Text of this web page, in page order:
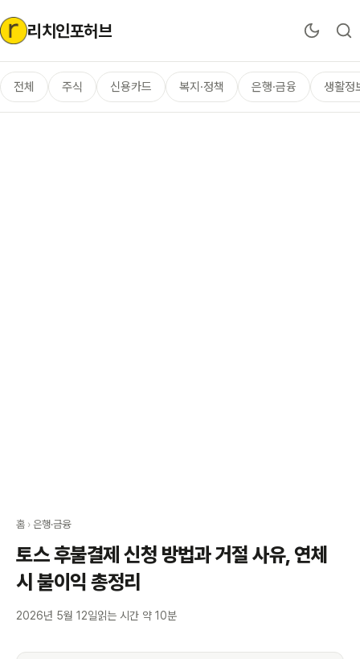
리치인포허브
전체 주식 신용카드 복지·정책 은행·금융 생활정
홈 › 은행·금융
토스 후불결제 신청 방법과 거절 사유, 연체
시 불이익 총정리
2026년 5월 12일읽는 시간 약 10분